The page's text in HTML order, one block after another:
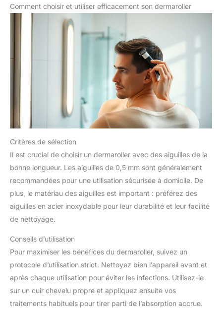
Comment choisir et utiliser efficacement son dermaroller
Critères de sélection
Il est crucial de choisir un dermaroller avec des aiguilles de la
bonne longueur. Les aiguilles de 0,5 mm sont généralement
recommandées pour une utilisation sécurisée à domicile. De
plus, le matériau des aiguilles est important : préférez des
aiguilles en acier inoxydable pour leur durabilité et leur facilité
de nettoyage.
Conseils d’utilisation
Pour maximiser les bénéfices du dermaroller, suivez un
protocole d’utilisation strict. Nettoyez bien l’appareil avant et
après chaque utilisation pour éviter les infections. Utilisez-le
sur un cuir chevelu propre et appliquez ensuite vos
traitements habituels pour tirer parti de l’absorption accrue.